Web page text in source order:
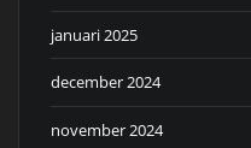
januari 2025
december 2024
november 2024